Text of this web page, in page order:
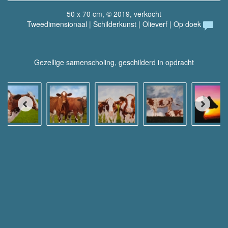
50 x 70 cm, © 2019, verkocht
Tweedimensionaal | Schilderkunst | Olieverf | Op doek
Gezellige samenscholing, geschilderd in opdracht